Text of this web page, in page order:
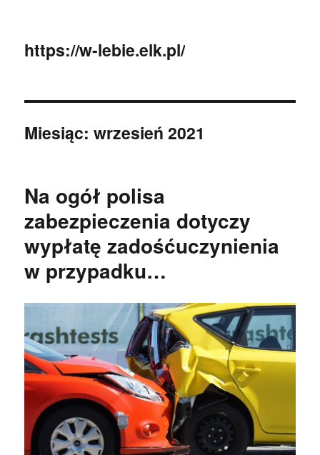
https://w-lebie.elk.pl/
Miesiąc:wrzesień 2021
Na ogół polisa
zabezpieczenia dotyczy
wypłatę zadośćuczynienia
w przypadku…